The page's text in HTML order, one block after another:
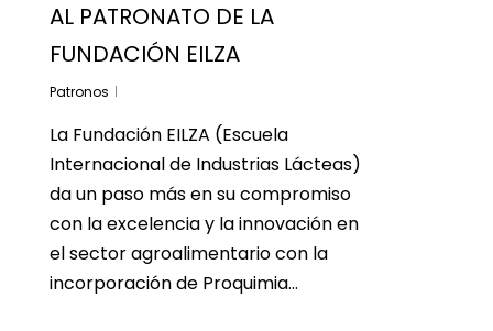
AL PATRONATO DE LA
FUNDACIÓN EILZA
Patronos
La Fundación EILZA (Escuela
Internacional de Industrias Lácteas)
da un paso más en su compromiso
con la excelencia y la innovación en
el sector agroalimentario con la
incorporación de Proquimia…